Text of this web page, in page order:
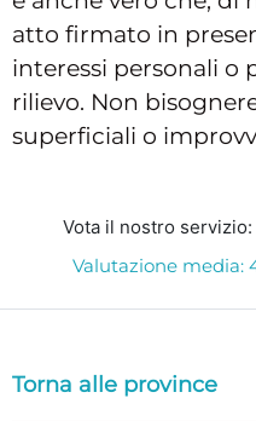
atto firmato in
interessi personali o
rilievo. Non
superficiali o
Vota il nostro servizio:
Valutazione media:
Torna alle province